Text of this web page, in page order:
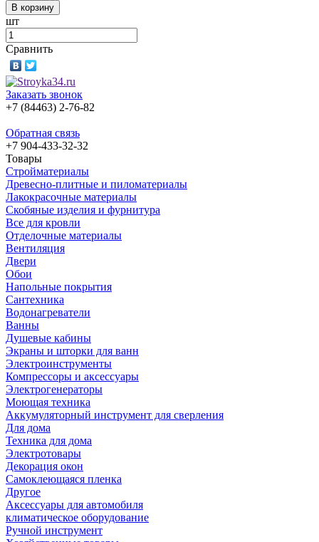
шт
Сравнить
Заказать звонок
+7 (84463) 2-76-82
Обратная связь
+7 904-433-32-32
Товары
Стройматериалы
Древесно-плитные и пиломатериалы
Лакокрасочные материалы
Скобяные изделия и фурнитура
Все для кровли
Отделочные материалы
Вентиляция
Двери
Обои
Напольные покрытия
Сантехника
Водонагреватели
Ванны
Душевые кабины
Экраны и шторки для ванн
Электроинструменты
Компрессоры и аксессуары
Электрогенераторы
Моющая техника
Аккумуляторный инструмент для сверления
Для дома
Техника для дома
Электротовары
Декорация окон
Самоклеющаяся пленка
Другое
Аксессуары для автомобиля
климатическое оборудование
Ручной инструмент